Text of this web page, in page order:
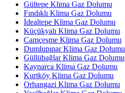
Gültepe Klima Gaz Dolumu
Fındıklı Klima Gaz Dolumu
İdealtepe Klima Gaz Dolumu
Küçükyalı Klima Gaz Dolumu
Camçeşme Klima Gaz Dolumu
Dumlupınar Klima Gaz Dolumu
Güllübağlar Klima Gaz Dolumu
Kaynarca Klima Gaz Dolumu
Kurtköy Klima Gaz Dolumu
Orhangazi Klima Gaz Dolumu